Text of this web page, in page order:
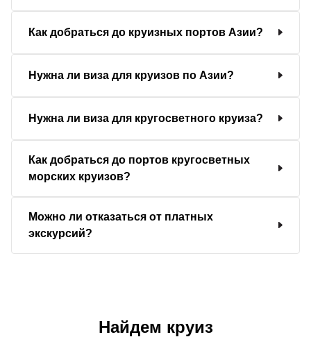
Как добраться до круизных портов Азии?
Нужна ли виза для круизов по Азии?
Нужна ли виза для кругосветного круиза?
Как добраться до портов кругосветных
морских круизов?
Можно ли отказаться от платных
экскурсий?
Найдем круиз